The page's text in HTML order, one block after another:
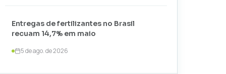
Entregas de fertilizantes no Brasil
recuam 14,7% em maio
5 de ago. de 2026